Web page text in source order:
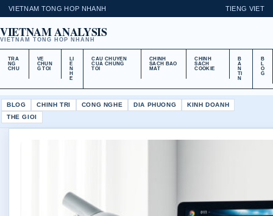
VIETNAM TONG HOP NHANH TIENG VIET
VIETNAM ANALYSIS
VIETNAM TONG HOP NHANH
TRA
NG
CHU
VE
CHUN
G TOI
LI
E
N
H
E
CAU CHUYEN
CUA CHUNG
TOI
CHINH
SACH BAO
MAT
CHINH
SACH
COOKIE
B
A
N
TI
N
B
L
O
G
BLOG CHINH TRI CONG NGHE DIA PHUONG
KINH DOANH
THE GIOI